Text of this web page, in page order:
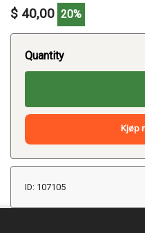
$ 40,00 20%
Quantity
Kjøp
ID: 107105